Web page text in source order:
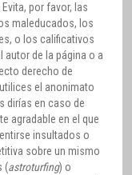
por favor, las
maleducados, los
o los calificativos
de la página o a
derecho de
el anonimato
dirías en caso de
agradable en el que
insultados o
sobre un mismo
(astroturfing) o